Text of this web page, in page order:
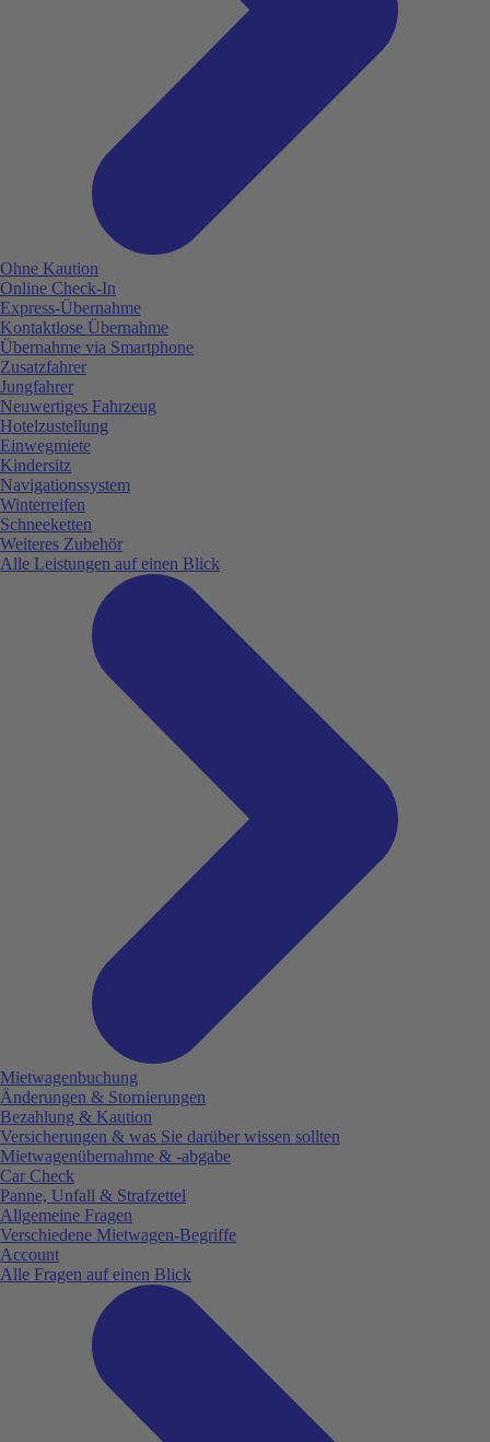
Ohne Kaution
Online Check-In
Express-Übernahme
Kontaktlose Übernahme
Übernahme via Smartphone
Zusatzfahrer
Jungfahrer
Neuwertiges Fahrzeug
Hotelzustellung
Einwegmiete
Kindersitz
Navigationssystem
Winterreifen
Schneeketten
Weiteres Zubehör
Alle Leistungen auf einen Blick
Mietwagenbuchung
Änderungen & Stornierungen
Bezahlung & Kaution
Versicherungen & was Sie darüber wissen sollten
Mietwagenübernahme & -abgabe
Car Check
Panne, Unfall & Strafzettel
Allgemeine Fragen
Verschiedene Mietwagen-Begriffe
Account
Alle Fragen auf einen Blick